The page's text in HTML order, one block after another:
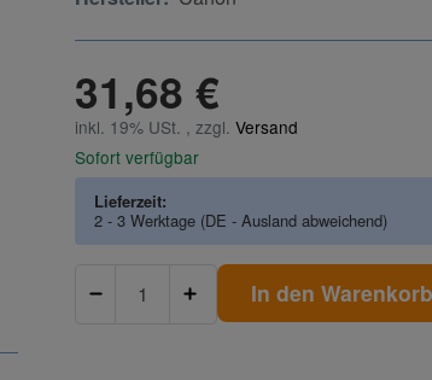
31,68 €
inkl. 19% USt. , zzgl.Versand
Sofort verfügbar
Lieferzeit:
2 - 3 Werktage (DE - Ausland abweichend)
In den